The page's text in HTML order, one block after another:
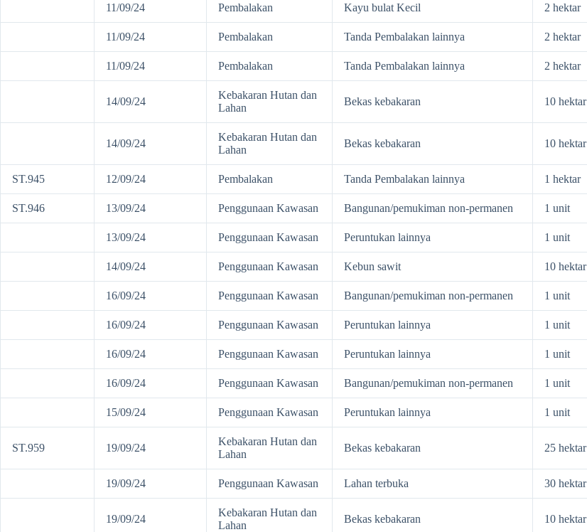
11/09/24 Pembalakan Kayu bulat Kecil 2 hektar
11/09/24 Pembalakan Tanda Pembalakan lainnya 2 hektar
11/09/24 Pembalakan Tanda Pembalakan lainnya 2 hektar
14/09/24
Kebakaran Hutan dan
Lahan
Bekas kebakaran 10 hektar
14/09/24
Kebakaran Hutan dan
Lahan
Bekas kebakaran 10 hektar
ST.945 12/09/24 Pembalakan Tanda Pembalakan lainnya 1 hektar
ST.946 13/09/24 Penggunaan Kawasan Bangunan/pemukiman non-permanen 1 unit
13/09/24 Penggunaan Kawasan Peruntukan lainnya 1 unit
14/09/24 Penggunaan Kawasan Kebun sawit 10 hektar
16/09/24 Penggunaan Kawasan Bangunan/pemukiman non-permanen 1 unit
16/09/24 Penggunaan Kawasan Peruntukan lainnya 1 unit
16/09/24 Penggunaan Kawasan Peruntukan lainnya 1 unit
16/09/24 Penggunaan Kawasan Bangunan/pemukiman non-permanen 1 unit
15/09/24 Penggunaan Kawasan Peruntukan lainnya 1 unit
ST.959 19/09/24
Kebakaran Hutan dan
Lahan
Bekas kebakaran 25 hektar
19/09/24 Penggunaan Kawasan Lahan terbuka 30 hektar
19/09/24
Kebakaran Hutan dan
Lahan
Bekas kebakaran 10 hektar